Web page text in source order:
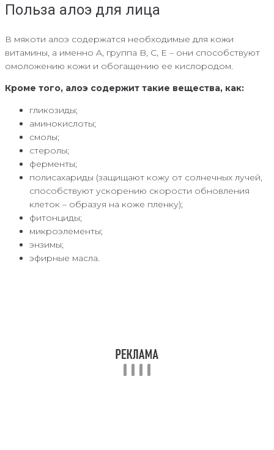
Польза алоэ для лица
В мякоти алоэ содержатся необходимые для кожи
витамины, а именно A, группа B, C, E – они способствуют
омоложению кожи и обогащению ее кислородом.
Кроме того, алоэ содержит такие вещества, как:
гликозиды;
аминокислоты;
смолы;
стеролы;
ферменты;
полисахариды (защищают кожу от солнечных лучей,
способствуют ускорению скорости обновления
клеток – образуя на коже пленку);
фитонциды;
микроэлементы;
энзимы;
эфирные масла.